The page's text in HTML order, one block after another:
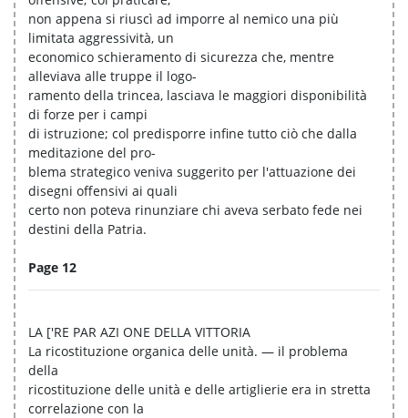
non appena si riuscì ad imporre al nemico una più
limitata aggressività, un
economico schieramento di sicurezza che, mentre
alleviava alle truppe il logo-
ramento della trincea, lasciava le maggiori disponibilità
di forze per i campi
di istruzione; col predisporre infine tutto ciò che dalla
meditazione del pro-
blema strategico veniva suggerito per l'attuazione dei
disegni offensivi ai quali
certo non poteva rinunziare chi aveva serbato fede nei
destini della Patria.
Page 12
LA ['RE PAR AZI ONE DELLA VITTORIA
La ricostituzione organica delle unità. — il problema
della
ricostituzione delle unità e delle artiglierie era in stretta
correlazione con la